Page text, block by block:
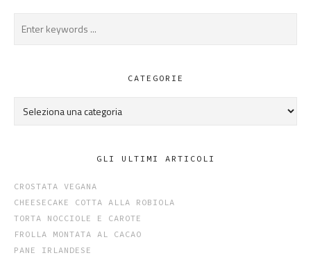
CATEGORIE
GLI ULTIMI ARTICOLI
CROSTATA VEGANA
CHEESECAKE COTTA ALLA ROBIOLA
TORTA NOCCIOLE E CAROTE
FROLLA MONTATA AL CACAO
PANE IRLANDESE